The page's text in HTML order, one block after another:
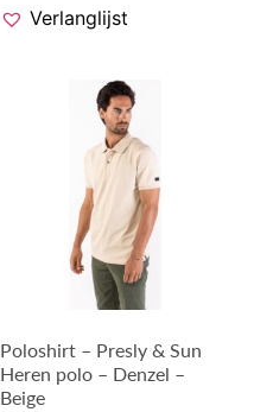
Verlanglijst
Poloshirt – Presly & Sun
Heren polo – Denzel –
Beige